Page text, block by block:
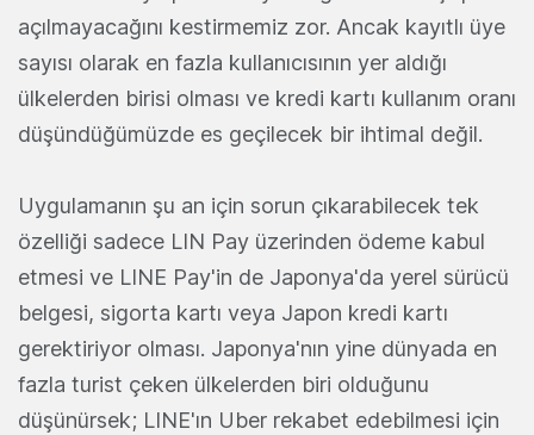
açılmayacağını kestirmemiz zor. Ancak kayıtlı üye
sayısı olarak en fazla kullanıcısının yer aldığı
ülkelerden birisi olması ve kredi kartı kullanım oranı
düşündüğümüzde es geçilecek bir ihtimal değil.
Uygulamanın şu an için sorun çıkarabilecek tek
özelliği sadece LIN Pay üzerinden ödeme kabul
etmesi ve LINE Pay'in de Japonya'da yerel sürücü
belgesi, sigorta kartı veya Japon kredi kartı
gerektiriyor olması. Japonya'nın yine dünyada en
fazla turist çeken ülkelerden biri olduğunu
düşünürsek; LINE'ın Uber rekabet edebilmesi için